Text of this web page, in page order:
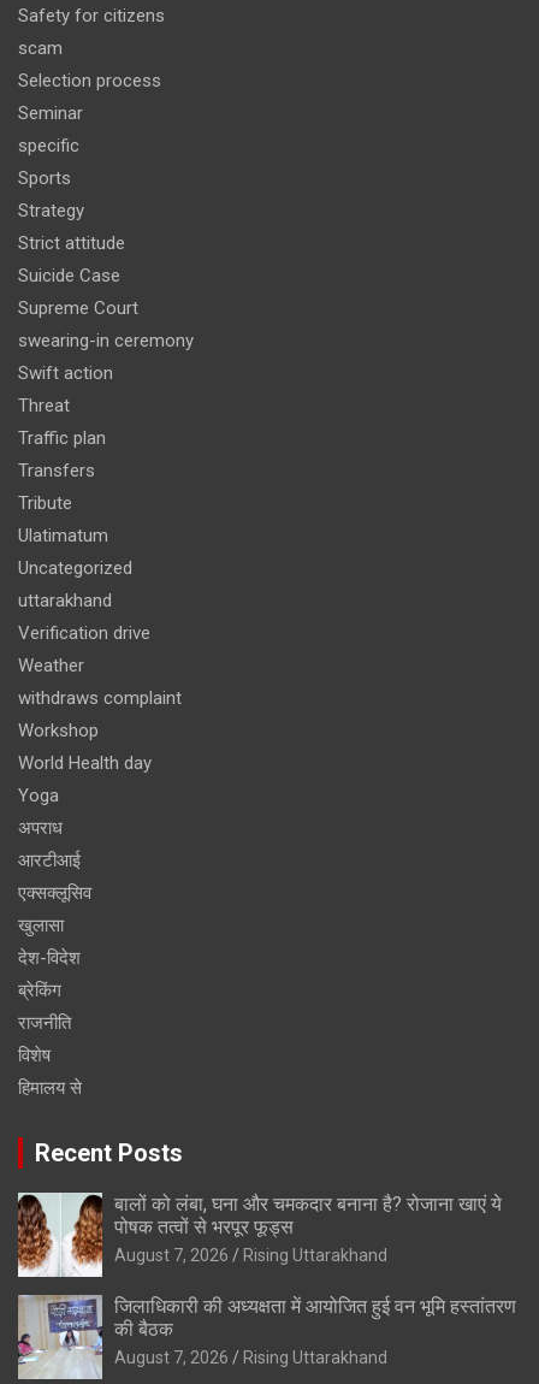
Safety for citizens
scam
Selection process
Seminar
specific
Sports
Strategy
Strict attitude
Suicide Case
Supreme Court
swearing-in ceremony
Swift action
Threat
Traffic plan
Transfers
Tribute
Ulatimatum
Uncategorized
uttarakhand
Verification drive
Weather
withdraws complaint
Workshop
World Health day
Yoga
अपराध
आरटीआई
एक्सक्लूसिव
खुलासा
देश-विदेश
ब्रेकिंग
राजनीति
विशेष
हिमालय से
Recent Posts
बालों को लंबा, घना और चमकदार बनाना है? रोजाना खाएं ये
पोषक तत्वों से भरपूर फूड्स
August 7, 2026 Rising Uttarakhand
जिलाधिकारी की अध्यक्षता में आयोजित हुई वन भूमि हस्तांतरण
की बैठक
August 7, 2026 Rising Uttarakhand